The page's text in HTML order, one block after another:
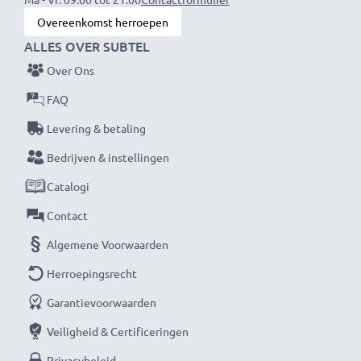
★ 3 Jaar Garantie ★
Als internationale vakhandelaar sinds 2004 weten wij
waarom het draait bij hoogwaardige producten.
Daarom bieden wij 36 maanden garantie!
Overeenkomst herroepen
ALLES OVER SUBTEL
Over Ons
FAQ
Levering & betaling
Bedrijven & instellingen
Catalogi
Contact
Algemene Voorwaarden
Herroepingsrecht
Garantievoorwaarden
Veiligheid & Certificeringen